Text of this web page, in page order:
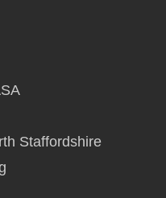
Staffordshire